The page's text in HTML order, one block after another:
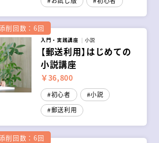
添削回数：6回
入門・実践講座 小説
【郵送利用】はじめての
小説講座
￥36,800
初心者
小説
郵送利用
添削回数：6回